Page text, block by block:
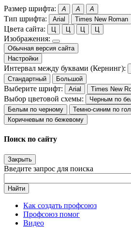
Размер шрифта: A A A
Тип шрифта: Arial Times New Roman
Цвета сайта: Ц Ц Ц Ц
Изображения:
Обычная версия сайта
Настройки
Интервал между буквами (Кернинг):
Стандартный
Большой
Выберите шрифт: Arial Times New
Выбор цветовой схемы:
Черным по
Белым по черному
Темно-синим по
Коричневым по бежевому
Поиск по сайту
Закрыть
Введите запрос для поиска
Найти
Как создать профсоюз
Профсоюз помог
Видео